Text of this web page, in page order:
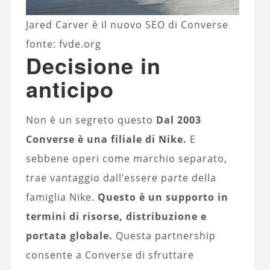
Jared Carver è il nuovo SEO di Converse
fonte: fvde.org
Decisione in
anticipo
Non è un segreto questo Dal 2003
Converse è una filiale di Nike. E
sebbene operi come marchio separato,
trae vantaggio dall’essere parte della
famiglia Nike. Questo è un supporto in
termini di risorse, distribuzione e
portata globale. Questa partnership
consente a Converse di sfruttare